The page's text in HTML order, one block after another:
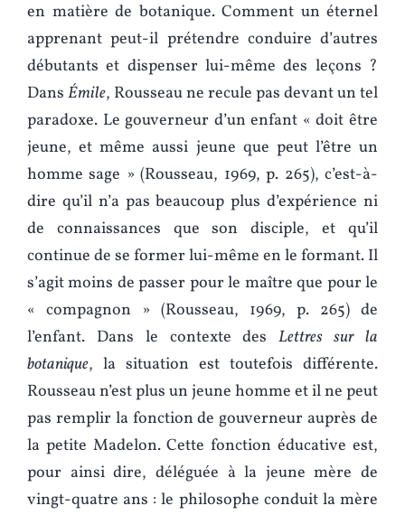
en matière de botanique. Comment un éternel
apprenant peut-il prétendre conduire d’autres
débutants et dispenser lui-même des leçons ?
Dans Émile, Rousseau ne recule pas devant un tel
paradoxe. Le gouverneur d’un enfant « doit être
jeune, et même aussi jeune que peut l’être un
homme sage » (Rousseau, 1969, p. 265), c’est-à-
dire qu’il n’a pas beaucoup plus d’expérience ni
de connaissances que son disciple, et qu’il
continue de se former lui-même en le formant. Il
s’agit moins de passer pour le maître que pour le
« compagnon » (Rousseau, 1969, p. 265) de
l’enfant. Dans le contexte desLettres sur la
botanique, la situation est toutefois différente.
Rousseau n’est plus un jeune homme et il ne peut
pas remplir la fonction de gouverneur auprès de
la petite Madelon. Cette fonction éducative est,
pour ainsi dire, déléguée à la jeune mère de
vingt-quatre ans : le philosophe conduit la mère